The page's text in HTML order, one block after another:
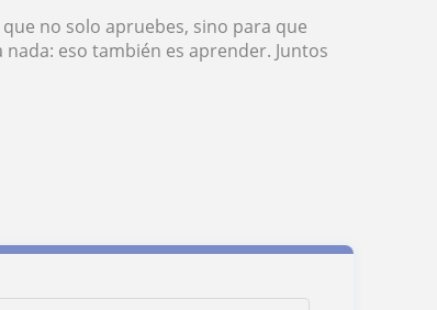
no solo apruebes, sino para que
eso también es aprender. Juntos